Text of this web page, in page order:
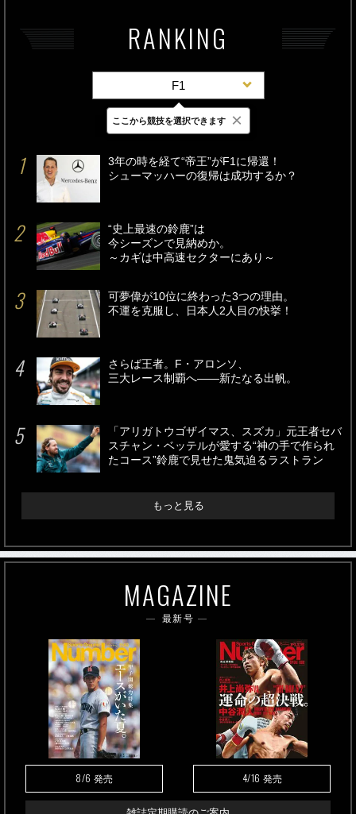
RANKING
F1
最新 24時間 週間
3年の時を経て“帝王”がF1に帰還！
シューマッハーの復帰は成功するか？
“史上最速の鈴鹿”は
今シーズンで見納めか。
～カギは中高速セクターにあり～
可夢偉が10位に終わった3つの理由。
不運を克服し、日本人2人目の快挙！
さらば王者。F・アロンソ、
三大レース制覇へ――新たなる出帆。
「アリガトウゴザイマス、スズカ」元王者セバ
スチャン・ベッテルが愛する“神の手で作られ
たコース”鈴鹿で見せた鬼気迫るラストラン
もっと見る
MAGAZINE
最新号
8/6 発売 4/16 発売
ここから競技を選択できます ×